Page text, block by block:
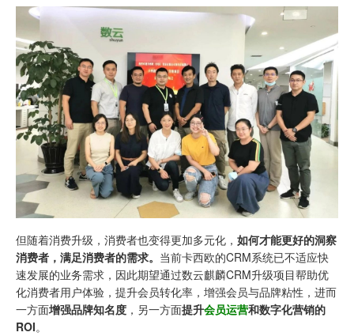
但随着消费升级，消费者也变得更加多元化， 如何才能更好的洞察
消费者，满足消费者的需求。 当前卡西欧的CRM系统已不适应快
速发展的业务需求，因此期望通过数云麒麟CRM升级项目帮助优
化消费者用户体验，提升会员转化率，增强会员与品牌粘性，进而
一方面增强品牌知名度 ，另一方面提升会员运营和数字化营销的
ROI。